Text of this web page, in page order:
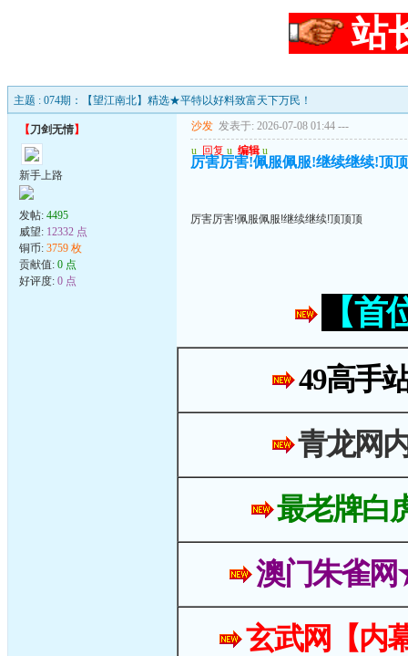
站
主题 : 074期：【望江南北】精选★平特以好料致富天下万民！
【刀剑无情】
新手上路
发帖: 4495
威望: 12332 点
铜币: 3759 枚
贡献值: 0 点
好评度: 0 点
沙发 发表于: 2026-07-08 01:44 ---
u 回复 u 编辑 u
厉害厉害!佩服佩服!继续继续!顶
厉害厉害!佩服佩服!继续继续!顶顶顶
【
49高手
青龙网
最老牌白
澳门朱雀
玄武网【内